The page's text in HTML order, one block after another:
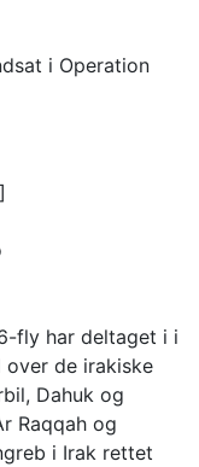
i Operation
fly har deltaget i i
over de irakiske
Dahuk og
Raqqah og
i Irak rettet